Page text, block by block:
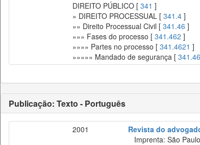
DIREITO PÚBLICO [ 341 ]
» DIREITO PROCESSUAL [ 341.4 ]
»» Direito Processual Civil [ 341.46 ]
»»» Fases do processo [ 341.462 ]
»»»» Partes no processo [ 341.4621 ]
»»»»» Mandado de segurança [
Publicação: Texto - Português
2001 Revista do
Imprenta: São